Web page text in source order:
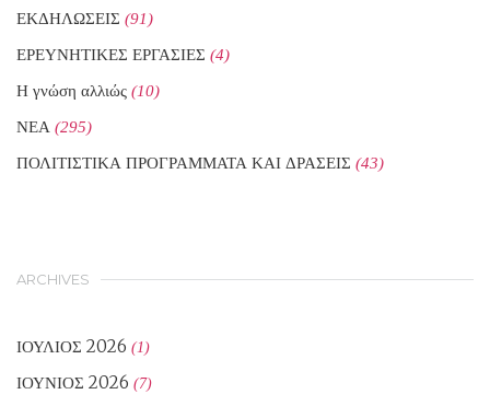
ΕΚΔΗΛΩΣΕΙΣ (91)
ΕΡΕΥΝΗΤΙΚΕΣ ΕΡΓΑΣΙΕΣ (4)
Η γνώση αλλιώς (10)
ΝΕΑ (295)
ΠΟΛΙΤΙΣΤΙΚΑ ΠΡΟΓΡΑΜΜΑΤΑ ΚΑΙ ΔΡΑΣΕΙΣ (43)
ARCHIVES
ΙΟΎΛΙΟΣ 2026 (1)
ΙΟΎΝΙΟΣ 2026 (7)